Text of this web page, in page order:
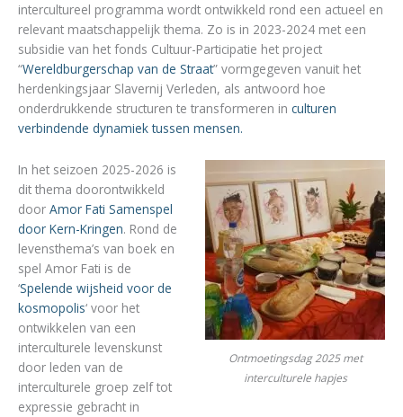
intercultureel programma wordt ontwikkeld rond een actueel en
relevant maatschappelijk thema. Zo is in 2023-2024 met een
subsidie van het fonds Cultuur-Participatie het project
“Wereldburgerschap van de Straat” vormgegeven vanuit het
herdenkingsjaar Slavernij Verleden, als antwoord hoe
onderdrukkende structuren te transformeren in culturen
verbindende dynamiek tussen mensen.
Ontmoetingsdag 2025 met
interculturele hapjes
In het seizoen 2025-2026 is
dit thema doorontwikkeld
door Amor Fati Samenspel
door Kern-Kringen. Rond de
levensthema’s van boek en
spel Amor Fati is de
‘Spelende wijsheid voor de
kosmopolis‘ voor het
ontwikkelen van een
interculturele levenskunst
door leden van de
interculturele groep zelf tot
expressie gebracht in